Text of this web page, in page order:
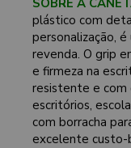
plástico com
personalização,
revenda. O grip
e firmeza na
resistente e com
escritórios,
com borracha
excelente custo-